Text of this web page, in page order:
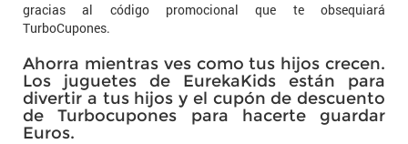
gracias al código promocional que te obsequiará
TurboCupones.
Ahorra mientras ves como tus hijos crecen.
Los juguetes de EurekaKids están para
divertir a tus hijos y el cupón de descuento
de Turbocupones para hacerte guardar
Euros.